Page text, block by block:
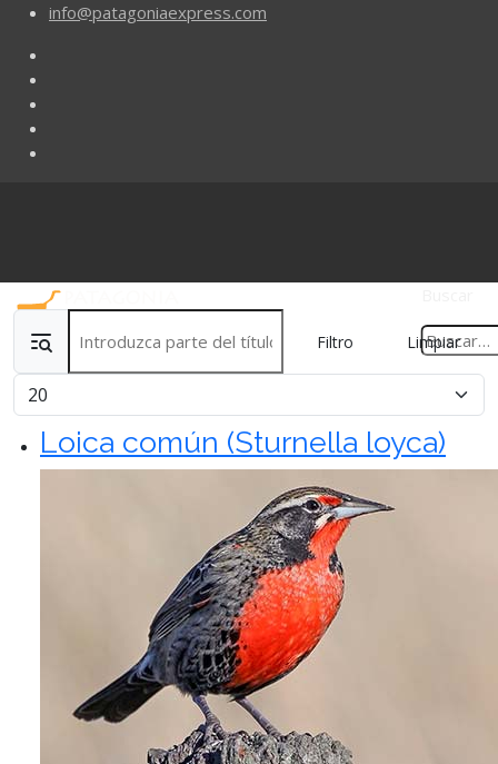
info@patagoniaexpress.com
Filtro Limpiar
Cantidad
Loica común (Sturnella loyca)